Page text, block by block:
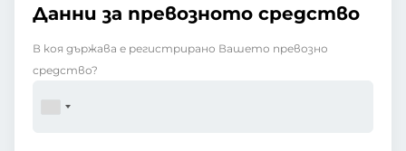
Данни за превозното средство
В коя държава е регистрирано Вашето превозно
средство?